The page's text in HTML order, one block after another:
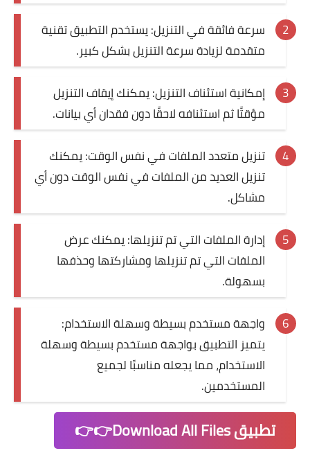
سرعة فائقة في التنزيل: يستخدم التطبيق تقنية
متقدمة لزيادة سرعة التنزيل بشكل كبير.
إمكانية استئناف التنزيل: يمكنك إيقاف التنزيل
مؤقتًا ثم استئنافه لاحقًا دون فقدان أي بيانات.
تنزيل متعدد الملفات في نفس الوقت: يمكنك
تنزيل العديد من الملفات في نفس الوقت دون أي
مشاكل.
إدارة الملفات التي تم تنزيلها: يمكنك عرض
الملفات التي تم تنزيلها ومشاركتها وحذفها
بسهولة.
واجهة مستخدم بسيطة وسهلة الاستخدام:
يتميز التطبيق بواجهة مستخدم بسيطة وسهلة
الاستخدام، مما يجعله مناسبًا لجميع
المستخدمين.
تطبيق Download All Files👉👉